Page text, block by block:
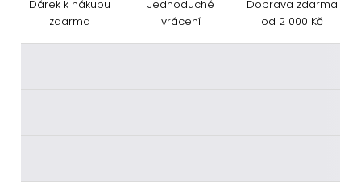
Dárek k nákupu
zdarma
Jednoduché
vrácení
Doprava zdarma
od 2 000 Kč